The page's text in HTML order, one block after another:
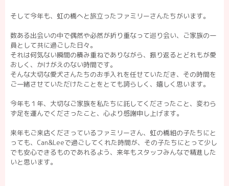
そして今年も、虹の橋へと旅立ったファミリーさんたちがいます。
数ある出会いの中で偶然や必然が折り重なって巡り会い、ご家族の一
員として共に過ごした日々。
それは何気ない瞬間の積み重ねでありながら、振り返るとどれもが愛
おしく、かけがえのない時間です。
そんな大切な愛犬さんたちのお手入れを任せていただき、その時間を
ご一緒させていただけたことをとても誇らしく、嬉しく思います。
今年も１年、大切なご家族を私たちに託してくださったこと、変わら
ず足を運んでくださったこと、心より感謝申し上げます。
来年もご来店くださっているファミリーさん、虹の橋組の子たちにと
っても、Can&Leeで過ごしてくれた時間が、その子たちにとって少し
でも安心できるものであれるよう、来年もスタッフみんなで精進した
いと思います。